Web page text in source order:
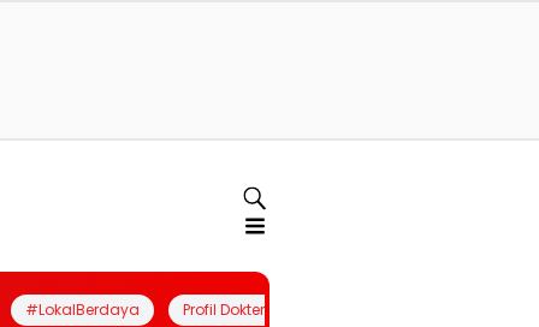
#LokalBerdaya Profil Dokter